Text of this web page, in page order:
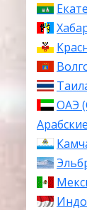
ОАЭ